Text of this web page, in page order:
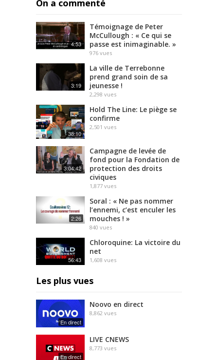
On a commenté
4:53
Témoignage de Peter
McCullough : « Ce qui se
passe est inimaginable. »
976 vues
3:19
La ville de Terrebonne
prend grand soin de sa
jeunesse !
2,298 vues
38:10
Hold The Line: Le piège se
confirme
2,501 vues
3:04:42
Campagne de levée de
fond pour la Fondation de
protection des droits
civiques
1,877 vues
2:26
Soral : « Ne pas nommer
l’ennemi, c’est enculer les
mouches ! »
840 vues
56:43
Chloroquine: La victoire du
net
1,608 vues
Les plus vues
En direct
Noovo en direct
8,862 vues
En direct
LIVE CNEWS
8,773 vues